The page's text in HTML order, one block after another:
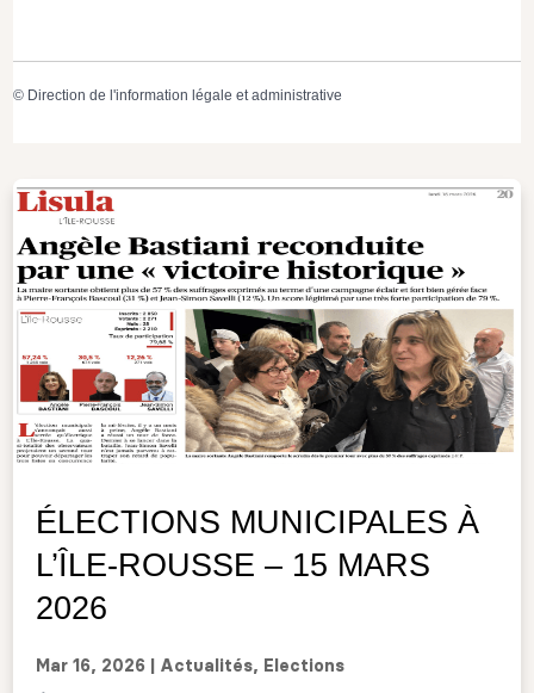
© Direction de l'information légale et administrative
ÉLECTIONS MUNICIPALES À
L’ÎLE-ROUSSE – 15 MARS
2026
Mar 16, 2026 Actualités, Elections